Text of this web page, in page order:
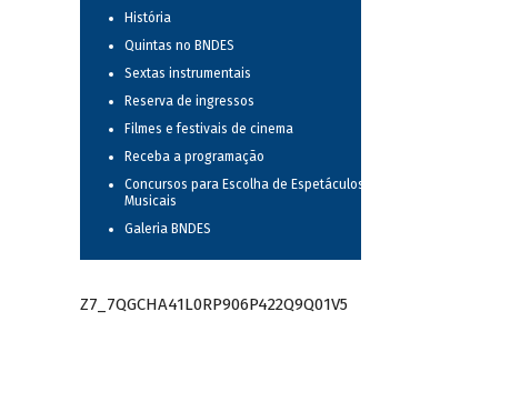
História
Quintas no BNDES
Sextas instrumentais
Reserva de ingressos
Filmes e festivais de cinema
Receba a programação
Concursos para Escolha de Espetáculos
Musicais
Galeria BNDES
Z7_7QGCHA41L0RP906P422Q9Q01V5